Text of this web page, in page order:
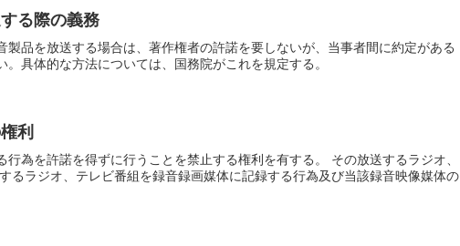
る際の義務
品を放送する場合は、著作権者の許諾を要しないが、当事者間に約定がある
具体的な方法については、国務院がこれを規定する。
利
為を許諾を得ずに行うことを禁止する権利を有する。 その放送するラジオ、
るラジオ、テレビ番組を録音録画媒体に記録する行為及び当該録音映像媒体の